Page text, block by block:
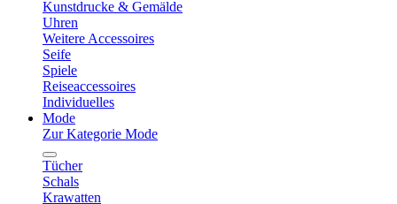
Kunstdrucke & Gemälde
Uhren
Weitere Accessoires
Seife
Spiele
Reiseaccessoires
Individuelles
Mode
Zur Kategorie Mode
Tücher
Schals
Krawatten